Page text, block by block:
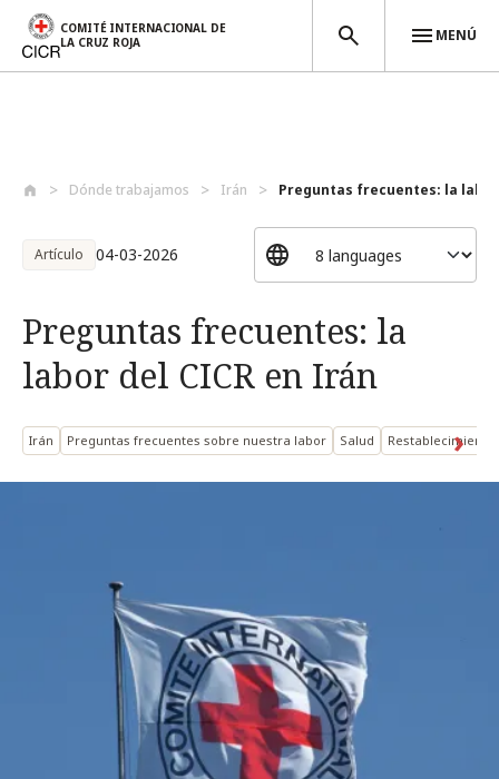
COMITÉ INTERNACIONAL DE
LA CRUZ ROJA
MENÚ
Dónde trabajamos Irán Preguntas frecuentes: la labor
Artículo 04-03-2026
Preguntas frecuentes: la
labor del CICR en Irán
Irán Preguntas frecuentes sobre nuestra labor Salud